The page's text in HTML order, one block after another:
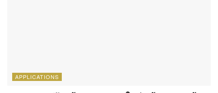
APPLICATIONS